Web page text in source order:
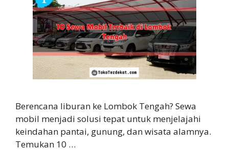
Berencana liburan ke Lombok Tengah? Sewa
mobil menjadi solusi tepat untuk menjelajahi
keindahan pantai, gunung, dan wisata alamnya.
Temukan 10 …